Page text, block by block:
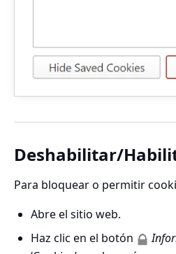
Deshabilitar/
Para bloquear o permitir
Abre el sitio web.
Haz clic en el botón